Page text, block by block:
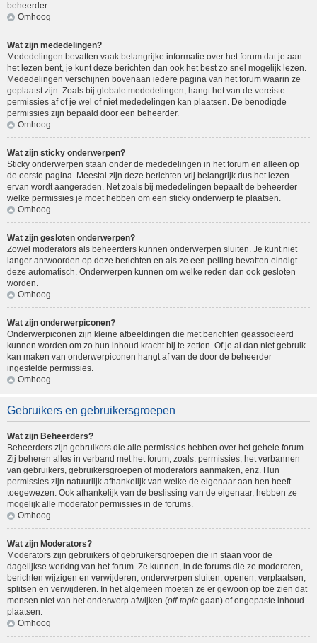
beheerder.
Omhoog
Wat zijn mededelingen?
Mededelingen bevatten vaak belangrijke informatie over het forum dat je aan
het lezen bent, je kunt deze berichten dan ook het best zo snel mogelijk lezen.
Mededelingen verschijnen bovenaan iedere pagina van het forum waarin ze
geplaatst zijn. Zoals bij globale mededelingen, hangt het van de vereiste
permissies af of je wel of niet mededelingen kan plaatsen. De benodigde
permissies zijn bepaald door een beheerder.
Omhoog
Wat zijn sticky onderwerpen?
Sticky onderwerpen staan onder de mededelingen in het forum en alleen op
de eerste pagina. Meestal zijn deze berichten vrij belangrijk dus het lezen
ervan wordt aangeraden. Net zoals bij mededelingen bepaalt de beheerder
welke permissies je moet hebben om een sticky onderwerp te plaatsen.
Omhoog
Wat zijn gesloten onderwerpen?
Zowel moderators als beheerders kunnen onderwerpen sluiten. Je kunt niet
langer antwoorden op deze berichten en als ze een peiling bevatten eindigt
deze automatisch. Onderwerpen kunnen om welke reden dan ook gesloten
worden.
Omhoog
Wat zijn onderwerpiconen?
Onderwerpiconen zijn kleine afbeeldingen die met berichten geassocieerd
kunnen worden om zo hun inhoud kracht bij te zetten. Of je al dan niet gebruik
kan maken van onderwerpiconen hangt af van de door de beheerder
ingestelde permissies.
Omhoog
Gebruikers en gebruikersgroepen
Wat zijn Beheerders?
Beheerders zijn gebruikers die alle permissies hebben over het gehele forum.
Zij beheren alles in verband met het forum, zoals: permissies, het verbannen
van gebruikers, gebruikersgroepen of moderators aanmaken, enz. Hun
permissies zijn natuurlijk afhankelijk van welke de eigenaar aan hen heeft
toegewezen. Ook afhankelijk van de beslissing van de eigenaar, hebben ze
mogelijk alle moderator permissies in de forums.
Omhoog
Wat zijn Moderators?
Moderators zijn gebruikers of gebruikersgroepen die in staan voor de
dagelijkse werking van het forum. Ze kunnen, in de forums die ze modereren,
berichten wijzigen en verwijderen; onderwerpen sluiten, openen, verplaatsen,
splitsen en verwijderen. In het algemeen moeten ze er gewoon op toe zien dat
mensen niet van het onderwerp afwijken (off-topic gaan) of ongepaste inhoud
plaatsen.
Omhoog